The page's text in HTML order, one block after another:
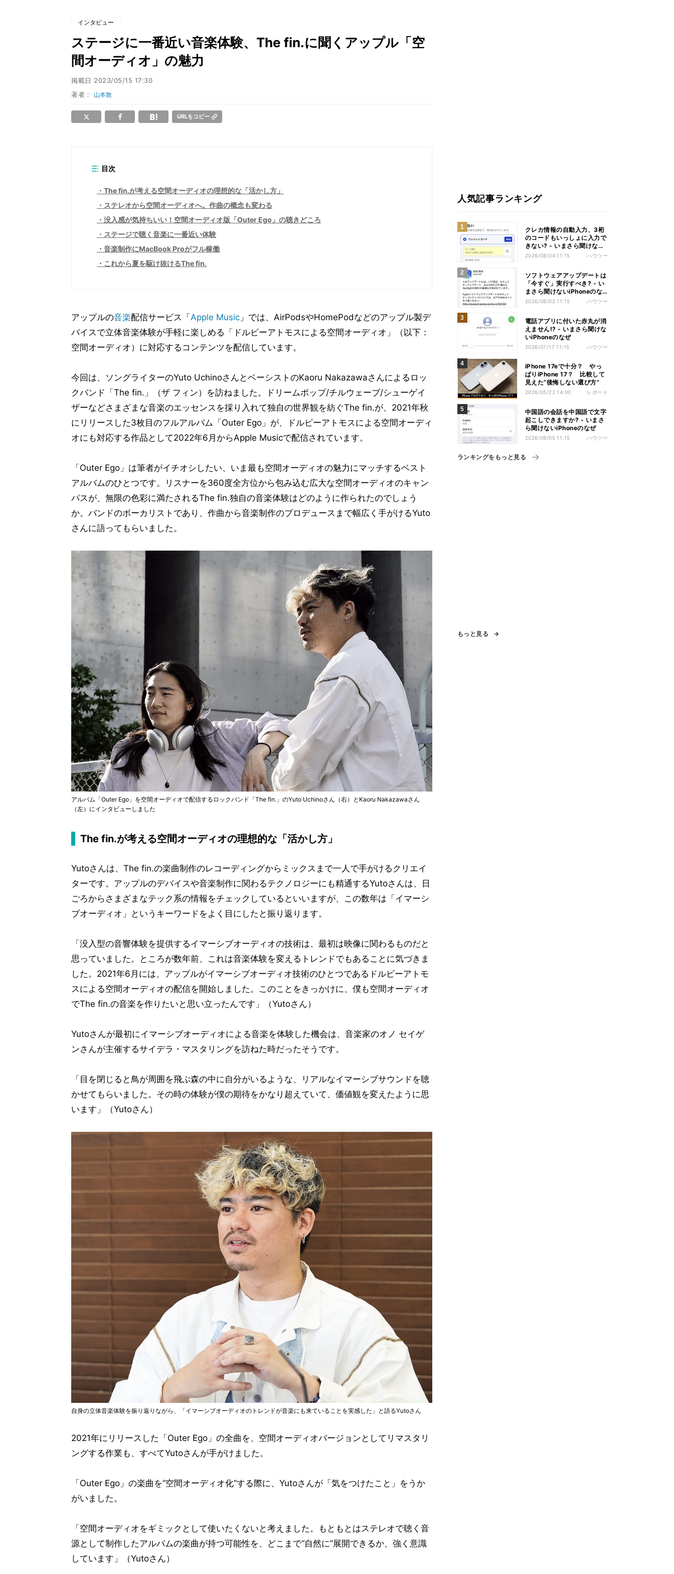
インタビュー
ステージに一番近い音楽体験、The fin.に聞くアップル「空
間オーディオ」の魅力
掲載日 2023/05/15 17:30
著者： 山本敦
URLをコピー
目次
The fin.が考える空間オーディオの理想的な「活かし方」
ステレオから空間オーディオへ。作曲の概念も変わる
没入感が気持ちいい！空間オーディオ版「Outer Ego」の聴きどころ
ステージで聴く音楽に一番近い体験
音楽制作にMacBook Proがフル稼働
これから夏を駆け抜けるThe fin.
アップルの音楽配信サービス「 Apple Music 」では、AirPodsやHomePodなどのアップル製デ
バイスで立体音楽体験が手軽に楽しめる「ドルビーアトモスによる空間オーディオ」（以下：
空間オーディオ）に対応するコンテンツを配信しています。
今回は、ソングライターのYuto UchinoさんとベーシストのKaoru Nakazawaさんによるロッ
クバンド「The fin.」（ザ フィン）を訪ねました。ドリームポップ/チルウェーブ/シューゲイ
ザーなどさまざまな音楽のエッセンスを採り入れて独自の世界観を紡ぐThe fin.が、2021年秋
にリリースした3枚目のフルアルバム「Outer Ego」が、ドルビーアトモスによる空間オーディ
オにも対応する作品として2022年6月からApple Musicで配信されています。
「Outer Ego」は筆者がイチオシしたい、いま最も空間オーディオの魅力にマッチするベスト
アルバムのひとつです。リスナーを360度全方位から包み込む広大な空間オーディオのキャン
パスが、無限の色彩に満たされるThe fin.独自の音楽体験はどのように作られたのでしょう
か。バンドのボーカリストであり、作曲から音楽制作のプロデュースまで幅広く手がけるYuto
さんに語ってもらいました。
アルバム「Outer Ego」を空間オーディオで配信するロックバンド「The fin.」のYuto Uchinoさん（右）とKaoru Nakazawaさん
（左）にインタビューしました
The fin.が考える空間オーディオの理想的な「活かし方」
Yutoさんは、The fin.の楽曲制作のレコーディングからミックスまで一人で手がけるクリエイ
ターです。アップルのデバイスや音楽制作に関わるテクノロジーにも精通するYutoさんは、日
ごろからさまざまなテック系の情報をチェックしているといいますが、この数年は「イマーシ
ブオーディオ」というキーワードをよく目にしたと振り返ります。
「没入型の音響体験を提供するイマーシブオーディオの技術は、最初は映像に関わるものだと
思っていました。ところが数年前、これは音楽体験を変えるトレンドでもあることに気づきま
した。2021年6月には、アップルがイマーシブオーディオ技術のひとつであるドルビーアトモ
スによる空間オーディオの配信を開始しました。このことをきっかけに、僕も空間オーディオ
でThe fin.の音楽を作りたいと思い立ったんです」（Yutoさん）
Yutoさんが最初にイマーシブオーディオによる音楽を体験した機会は、音楽家のオノ セイゲ
ンさんが主催するサイデラ・マスタリングを訪ねた時だったそうです。
「目を閉じると鳥が周囲を飛ぶ森の中に自分がいるような、リアルなイマーシブサウンドを聴
かせてもらいました。その時の体験が僕の期待をかなり超えていて、価値観を変えたように思
います」（Yutoさん）
自身の立体音楽体験を振り返りながら、「イマーシブオーディオのトレンドが音楽にも来ていることを実感した」と語るYutoさん
2021年にリリースした「Outer Ego」の全曲を、空間オーディオバージョンとしてリマスタリ
ングする作業も、すべてYutoさんが手がけました。
「Outer Ego」の楽曲を“空間オーディオ化”する際に、Yutoさんが「気をつけたこと」をうか
がいました。
「空間オーディオをギミックとして使いたくないと考えました。もともとはステレオで聴く音
源として制作したアルバムの楽曲が持つ可能性を、どこまで“自然に”展開できるか、強く意識
しています」（Yutoさん）
人気記事ランキング
クレカ情報の自動入力、3桁
のコードもいっしょに入力で
きない? - いまさら聞けない
iPhoneのなぜ
2026/08/04 11:15 ハウツー
ソフトウェアアップデートは
「今すぐ」実行すべき? - い
まさら聞けないiPhoneのな
ぜ
2026/08/02 11:15 ハウツー
電話アプリに付いた赤丸が消
えません!? - いまさら聞けな
いiPhoneのなぜ
2026/07/17 11:15 ハウツー
iPhone 17eで十分？ やっ
ぱりiPhone 17？ 比較して
見えた“後悔しない選び方”
2026/05/22 14:00 レポート
中国語の会話を中国語で文字
起こしできますか? - いまさ
ら聞けないiPhoneのなぜ
2026/08/05 11:15 ハウツー
ランキングをもっと見る
もっと見る